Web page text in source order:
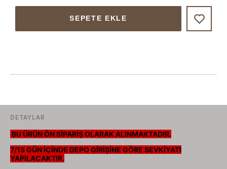
SEPETE EKLE
DETAYLAR
BU ÜRÜN ÖN SİPARİŞ OLARAK ALINMAKTADIR.
7/15 GÜN İÇİNDE DEPO GİRİŞİNE GÖRE SEVKİYATI
YAPILACAKTIR.